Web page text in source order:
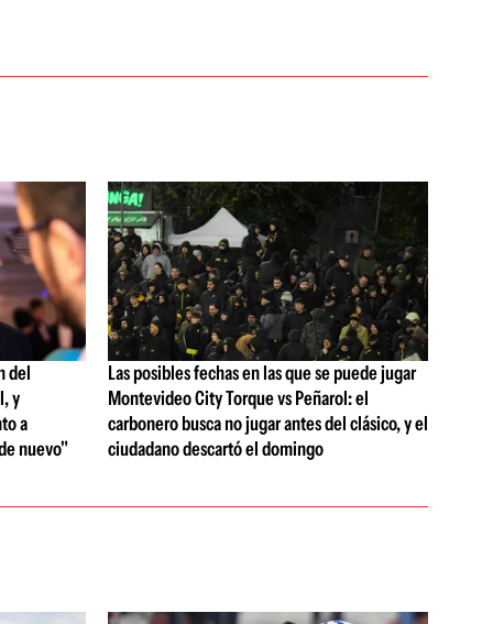
del
y
a
nuevo"
Las posibles fechas en las que se puede jugar
Montevideo City Torque vs Peñarol: el
carbonero busca no jugar antes del clásico, y el
ciudadano descartó el domingo